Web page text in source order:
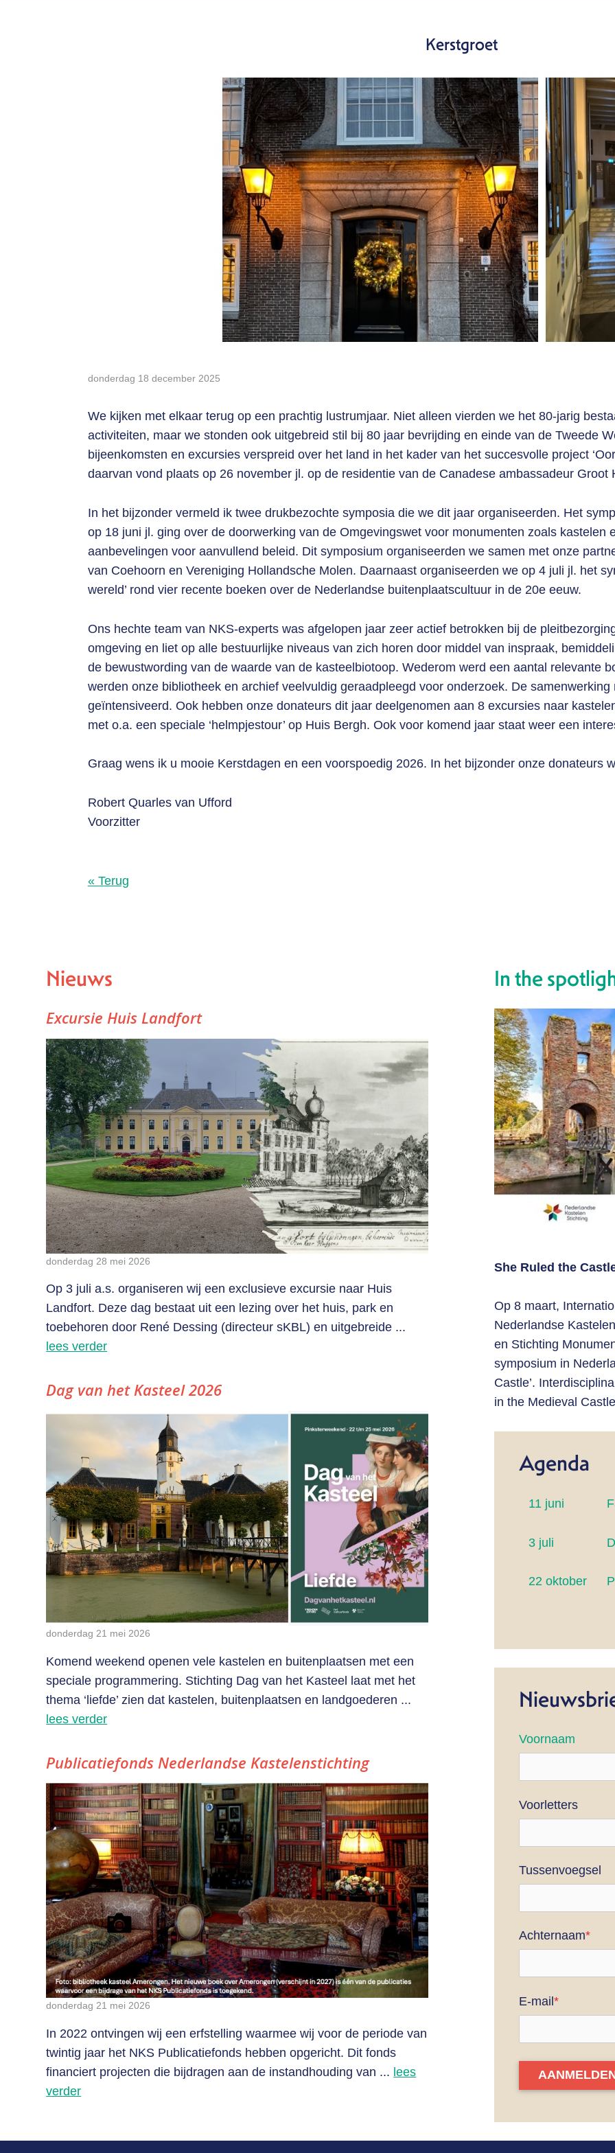
Kerstgroet
donderdag 18 december 2025
We kijken met elkaar terug op een prachtig lustrumjaar. Niet alleen vierden we het 80-jarig
activiteiten, maar we stonden ook uitgebreid stil bij 80 jaar bevrijding en einde van de Tweede
bijeenkomsten en excursies verspreid over het land in het kader van het succesvolle project
daarvan vond plaats op 26 november jl. op de residentie van de Canadese ambassadeur
In het bijzonder vermeld ik twee drukbezochte symposia die we dit jaar organiseerden. Het
op 18 juni jl. ging over de doorwerking van de Omgevingswet voor monumenten zoals kastelen
aanbevelingen voor aanvullend beleid. Dit symposium organiseerden we samen met onze
van Coehoorn en Vereniging Hollandsche Molen. Daarnaast organiseerden we op 4 juli jl. het
wereld’ rond vier recente boeken over de Nederlandse buitenplaatscultuur in de 20e eeuw.
Ons hechte team van NKS-experts was afgelopen jaar zeer actief betrokken bij de
omgeving en liet op alle bestuurlijke niveaus van zich horen door middel van inspraak,
de bewustwording van de waarde van de kasteelbiotoop. Wederom werd een aantal relevante
werden onze bibliotheek en archief veelvuldig geraadpleegd voor onderzoek. De
geïntensiveerd. Ook hebben onze donateurs dit jaar deelgenomen aan 8 excursies naar
met o.a. een speciale ‘helmpjestour’ op Huis Bergh. Ook voor komend jaar staat weer een
Graag wens ik u mooie Kerstdagen en een voorspoedig 2026. In het bijzonder onze donateurs
Robert Quarles van Ufford
Voorzitter
« Terug
Nieuws
Excursie Huis Landfort
donderdag 28 mei 2026
Op 3 juli a.s. organiseren wij een exclusieve excursie naar Huis
Landfort. Deze dag bestaat uit een lezing over het huis, park en
toebehoren door René Dessing (directeur sKBL) en uitgebreide ...
lees verder
Dag van het Kasteel 2026
donderdag 21 mei 2026
Komend weekend openen vele kastelen en buitenplaatsen met een
speciale programmering. Stichting Dag van het Kasteel laat met het
thema ‘liefde’ zien dat kastelen, buitenplaatsen en landgoederen ...
lees verder
Publicatiefonds Nederlandse Kastelenstichting
donderdag 21 mei 2026
In 2022 ontvingen wij een erfstelling waarmee wij voor de periode van
twintig jaar het NKS Publicatiefonds hebben opgericht. Dit fonds
financiert projecten die bijdragen aan de instandhouding van ... lees
verder
In the
She Ruled the
Op 8 maart,
Nederlandse
en Stichting
symposium in
Castle’.
in the Medieval
Agenda
11 juni
3 juli
22 oktober
Voornaam
Voorletters
Tussenvoegsel
Achternaam*
E-mail*